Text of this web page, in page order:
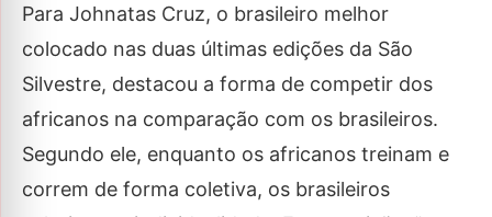
Para Johnatas Cruz, o brasileiro melhor
colocado nas duas últimas edições da São
Silvestre, destacou a forma de competir dos
africanos na comparação com os brasileiros.
Segundo ele, enquanto os africanos treinam e
correm de forma coletiva, os brasileiros